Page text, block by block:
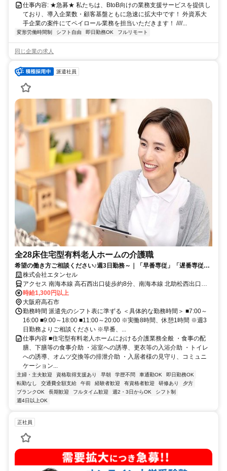
仕事内容: ★急募★ 私たちは、BtoB向けの業務支援サービスを提供し
ており、導入企業数・顧客基盤ともに急速に拡大中です！ 外資系大
手企業の案件にてペイロール業務を担当いただきます！ ////...
変形労働時間制 シフト自由 即日勤務OK フルリモート
同じ企業の求人
派遣社員
全28床住宅型有料老人ホームの介護職
希望の働き方ご相談ください♪週3日勤務～｜「早番専従」「遅番専従」
も相談可能｜最寄駅より徒歩10分
株式会社エタンセル
アクセス 南海本線 高石西出口徒歩約8分、南海本線 北助松西出口徒
歩約10分、南海高師浜線 高師浜徒歩約12分 【勤務地最寄駅】南海本
線「高石」駅より徒歩10分
時給1,300円以上
大阪府高石市
勤務時間 派遣先のシフト表に準ずる ＜具体的な勤務時間＞ ■7:00～
16:00 ■9:00～18:00 ■11:00～20:00 ※実働8時間、休憩1時間 ※週3
日勤務よりご相談ください ※早番、...
仕事内容 ■住宅型有料老人ホームにおける介護業務全般 ・食事の配
膳、下膳等の食事介助 ・浴室への誘導、更衣等の入浴介助 ・トイレ
への誘導、オムツ交換等の排泄介助 ・入居者様の見守り、コミュニ
ケーション...
主婦・主夫歓迎 資格取得支援あり 早朝 学歴不問 車通勤OK
即日勤務OK
転勤なし
交通費全額支給 午前 経験者歓迎 有資格者歓迎 研修あり
夕方
ブランクOK
長期歓迎 フルタイム歓迎 週2・3日からOK
シフト制
週4日以上OK
正社員